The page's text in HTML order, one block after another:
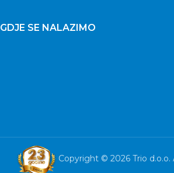
GDJE SE NALAZIMO
Copyright © 2026 Trio d.o.o.